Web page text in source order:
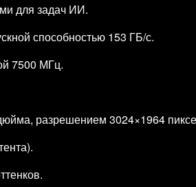
для задач ИИ.
способностью 153 ГБ/с.
7500 МГц.
разрешением 3024×1964